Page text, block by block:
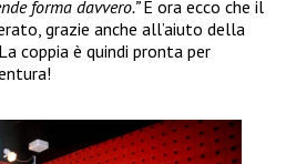
forma davvero.”E ora ecco che il
grazie anche all’aiuto della
coppia è quindi pronta per